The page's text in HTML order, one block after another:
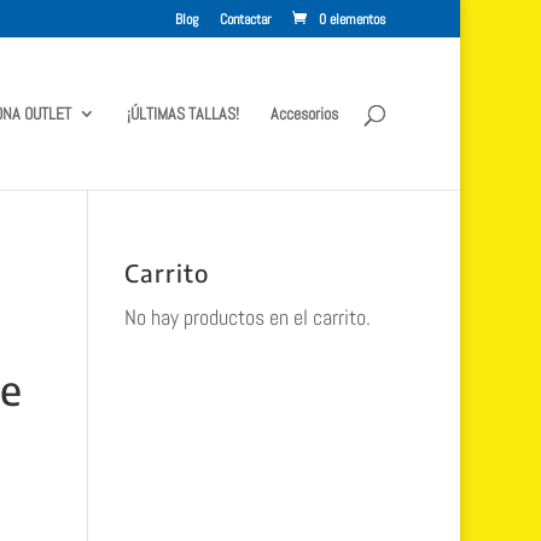
Blog Contactar 0 elementos
OUTLET ¡ÚLTIMAS TALLAS! Accesorios
Carrito
No hay productos en el carrito.